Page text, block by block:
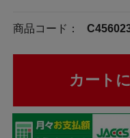
商品コード：